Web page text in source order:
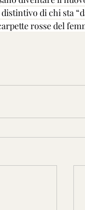
di chi sta
rosse del